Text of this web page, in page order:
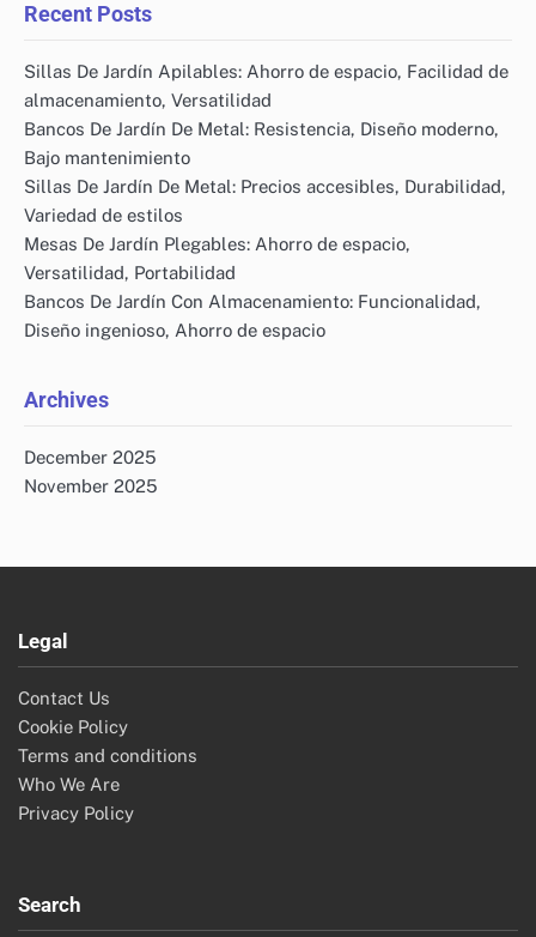
Recent Posts
Sillas De Jardín Apilables: Ahorro de espacio, Facilidad de
almacenamiento, Versatilidad
Bancos De Jardín De Metal: Resistencia, Diseño moderno,
Bajo mantenimiento
Sillas De Jardín De Metal: Precios accesibles, Durabilidad,
Variedad de estilos
Mesas De Jardín Plegables: Ahorro de espacio,
Versatilidad, Portabilidad
Bancos De Jardín Con Almacenamiento: Funcionalidad,
Diseño ingenioso, Ahorro de espacio
Archives
December 2025
November 2025
Legal
Contact Us
Cookie Policy
Terms and conditions
Who We Are
Privacy Policy
Search